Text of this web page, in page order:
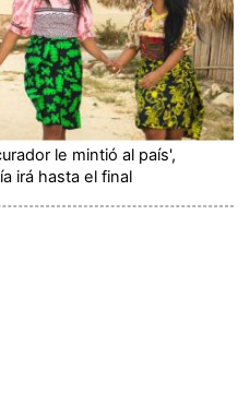
le mintió al país',
irá hasta el final